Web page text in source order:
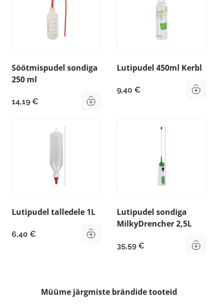
Söötmispudel sondiga
250 ml
14,19 €
Lutipudel 450ml Kerbl
9,40 €
Lutipudel talledele 1L
6,40 €
Lutipudel sondiga
MilkyDrencher 2,5L
35,59 €
Müüme järgmiste brändide tooteid